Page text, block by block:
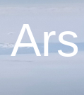
di oggi,
sull'uso del